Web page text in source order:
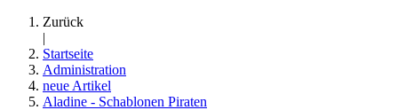
Zurück
|
Startseite
Administration
neue Artikel
Aladine - Schablonen Piraten